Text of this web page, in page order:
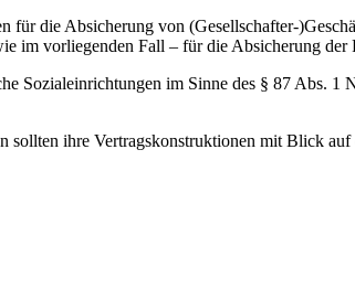
für die Absicherung von (Gesellschafter-
im vorliegenden Fall – für die Absicherung der
Sozialeinrichtungen im Sinne des § 87 Abs.
ihre Vertragskonstruktionen mit Blick auf